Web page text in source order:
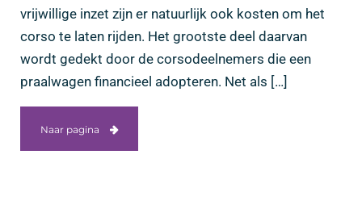
vrijwillige inzet zijn er natuurlijk ook kosten om het
corso te laten rijden. Het grootste deel daarvan
wordt gedekt door de corsodeelnemers die een
praalwagen financieel adopteren. Net als […]
Naar pagina